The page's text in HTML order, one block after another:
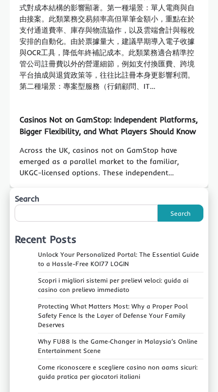
式對成本結構的影響顯著。第一種場景：單人電商與自
由接案。此類業務交易頻率高但單筆金額小，重點在於
支付通道費率、庫存與物流協作，以及雲端會計與報稅
安排的自動化。由於票據量大，建議早期導入電子收據
與OCR工具，降低年終補記成本。此類業務適合精準控
管公司註冊費以外的營運細節，例如支付換匯費、跨境
平台抽成與退貨政策等，往往比註冊本身更影響利潤。
第二種場景：專案型服務（行銷顧問、IT…
Casinos Not on GamStop: Independent Platforms,
Bigger Flexibility, and What Players Should Know
Across the UK, casinos not on GamStop have
emerged as a parallel market to the familiar,
UKGC-licensed options. These independent…
Search
Search
Recent Posts
Unlock Your Personalized Portal: The Essential Guide
to a Hassle-Free KOI77 LOGIN
Scopri i migliori sistemi per prelievi veloci: guida ai
casino con prelievo immediato
Protecting What Matters Most: Why a Proper Pool
Safety Fence Is the Layer of Defense Your Family
Deserves
Why FU88 Is the Game‑Changer in Malaysia’s Online
Entertainment Scene
Come riconoscere e scegliere casino non aams sicuri:
guida pratica per giocatori italiani